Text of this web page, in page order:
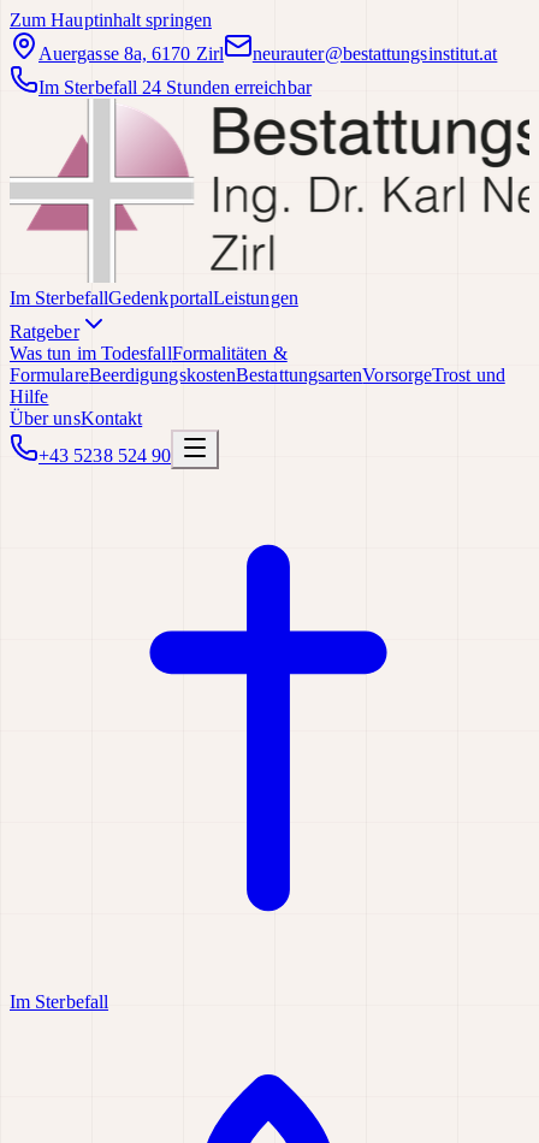
Zum Hauptinhalt springen
Auergasse 8a, 6170 Zirl
neurauter@bestattungsinstitut.at
Im Sterbefall 24 Stunden erreichbar
Im SterbefallGedenkportalLeistungen
Ratgeber
Was tun im TodesfallFormalitäten &
FormulareBeerdigungskostenBestattungsartenVorsorgeTrost und
Hilfe
Über unsKontakt
+43 5238 524 90
Im Sterbefall